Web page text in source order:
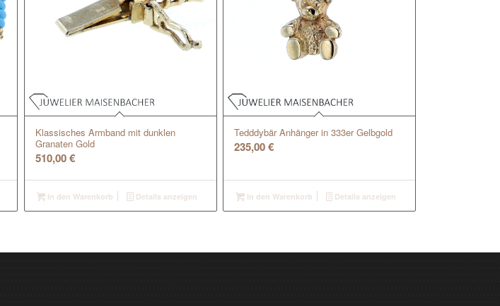
Klassisches Armband mit dunklen
Granaten Gold
510,00€
In den Warenkorb Details anzeigen
Tedddybär Anhänger in 333er Gelbgold
235,00€
In den Warenkorb Details anzeigen